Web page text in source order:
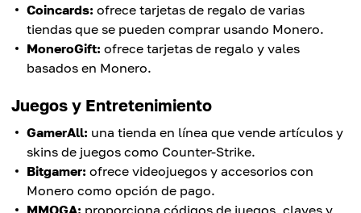
Coincards: ofrece tarjetas de regalo de varias
tiendas que se pueden comprar usando Monero.
MoneroGift: ofrece tarjetas de regalo y vales
basados en Monero.
Juegos y Entretenimiento
GamerAll: una tienda en línea que vende artículos y
skins de juegos como Counter-Strike.
Bitgamer: ofrece videojuegos y accesorios con
Monero como opción de pago.